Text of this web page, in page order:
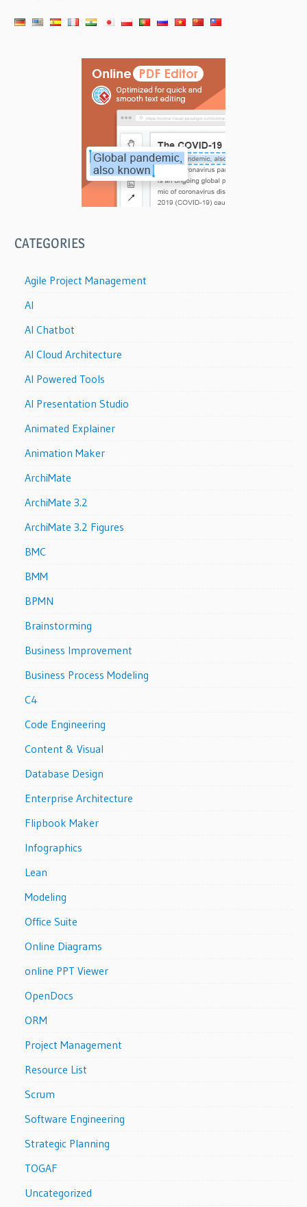
CATEGORIES
Agile Project Management
AI
AI Chatbot
AI Cloud Architecture
AI Powered Tools
AI Presentation Studio
Animated Explainer
Animation Maker
ArchiMate
ArchiMate 3.2
ArchiMate 3.2 Figures
BMC
BMM
BPMN
Brainstorming
Business Improvement
Business Process Modeling
C4
Code Engineering
Content & Visual
Database Design
Enterprise Architecture
Flipbook Maker
Infographics
Lean
Modeling
Office Suite
Online Diagrams
online PPT Viewer
OpenDocs
ORM
Project Management
Resource List
Scrum
Software Engineering
Strategic Planning
TOGAF
Uncategorized